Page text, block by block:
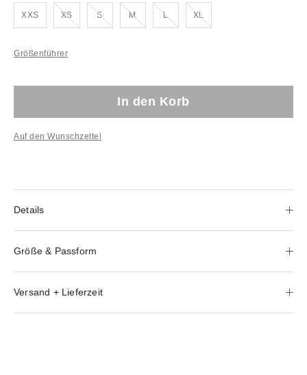
XXS XSAusverkauft!
SAusverkauft!
MAusverkauft!
LAusverkauft!
XLAusverkauft!
Größenführer
In den Korb
Auf den Wunschzettel
Details
Größe & Passform
Versand + Lieferzeit